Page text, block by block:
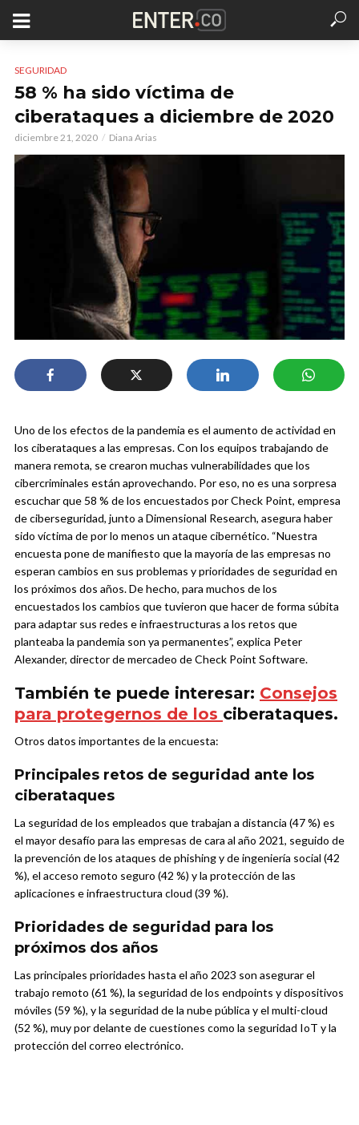
SEGURIDAD
58 % ha sido víctima de
ciberataques a diciembre de 2020
diciembre 21, 2020 Diana Arias
Uno de los efectos de la pandemia es el aumento de actividad en
los ciberataques a las empresas. Con los equipos trabajando de
manera remota, se crearon muchas vulnerabilidades que los
cibercriminales están aprovechando. Por eso, no es una sorpresa
escuchar que 58 % de los encuestados por Check Point, empresa
de ciberseguridad, junto a Dimensional Research, asegura haber
sido víctima de por lo menos un ataque cibernético. “Nuestra
encuesta pone de manifiesto que la mayoría de las empresas no
esperan cambios en sus problemas y prioridades de seguridad en
los próximos dos años. De hecho, para muchos de los
encuestados los cambios que tuvieron que hacer de forma súbita
para adaptar sus redes e infraestructuras a los retos que
planteaba la pandemia son ya permanentes”, explica Peter
Alexander, director de mercadeo de Check Point Software.
También te puede interesar: Consejos
para protegernos de los ciberataques.
Otros datos importantes de la encuesta:
Principales retos de seguridad ante los
ciberataques
La seguridad de los empleados que trabajan a distancia (47 %) es
el mayor desafío para las empresas de cara al año 2021, seguido de
la prevención de los ataques de phishing y de ingeniería social (42
%), el acceso remoto seguro (42 %) y la protección de las
aplicaciones e infraestructura cloud (39 %).
Prioridades de seguridad para los
próximos dos años
Las principales prioridades hasta el año 2023 son asegurar el
trabajo remoto (61 %), la seguridad de los endpoints y dispositivos
móviles (59 %), y la seguridad de la nube pública y el multi-cloud
(52 %), muy por delante de cuestiones como la seguridad IoT y la
protección del correo electrónico.